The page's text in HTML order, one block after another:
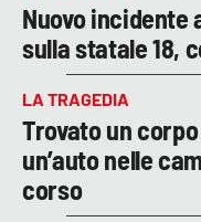
Nuovo incidente
sulla statale 18,
LA TRAGEDIA
Trovato un
un’auto nelle
corso